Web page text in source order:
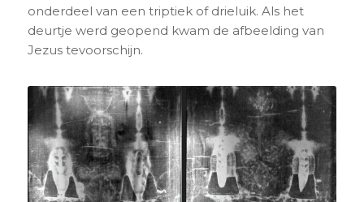
onderdeel van een triptiek of drieluik. Als het
deurtje werd geopend kwam de afbeelding van
Jezus tevoorschijn.